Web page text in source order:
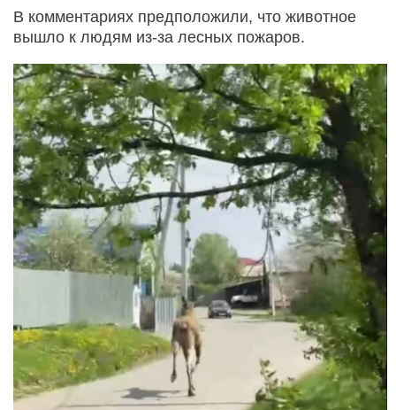
В комментариях предположили, что животное
вышло к людям из-за лесных пожаров.